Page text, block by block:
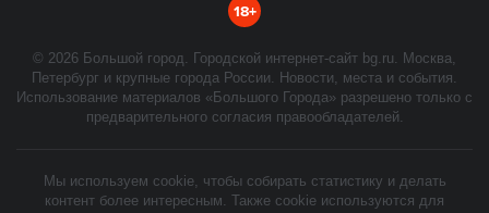
18+
© 2026 Большой город. Городской интернет-сайт bg.ru. Москва,
Петербург и крупные города России. Новости, места и события.
Использование материалов «Большого Города» разрешено только с
предварительного согласия правообладателей.
Мы используем cookie, чтобы собирать статистику и делать
контент более интересным. Также cookie используются для